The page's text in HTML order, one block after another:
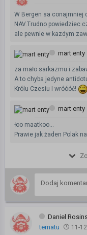
W Bergen sa conajmniej
NAV.Trudno powiedziec
ale pewnie w kazdym
mart enty
za mało sarkazmu i
A to chyba jedyne
Królu Czesiu I wróóóć!
mart enty
łoo maatkoo...
Prawie jak żaden Polak
Daniel
tematu
11-